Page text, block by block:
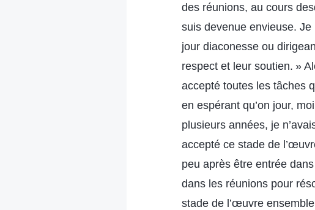
des réunions, au cours
suis devenue envieuse.
jour diaconesse ou
respect et leur soutien. »
accepté toutes les tâches
en espérant qu’on jour,
plusieurs années, je
accepté ce stade de
peu après être entrée
dans les réunions pour
stade de l’œuvre